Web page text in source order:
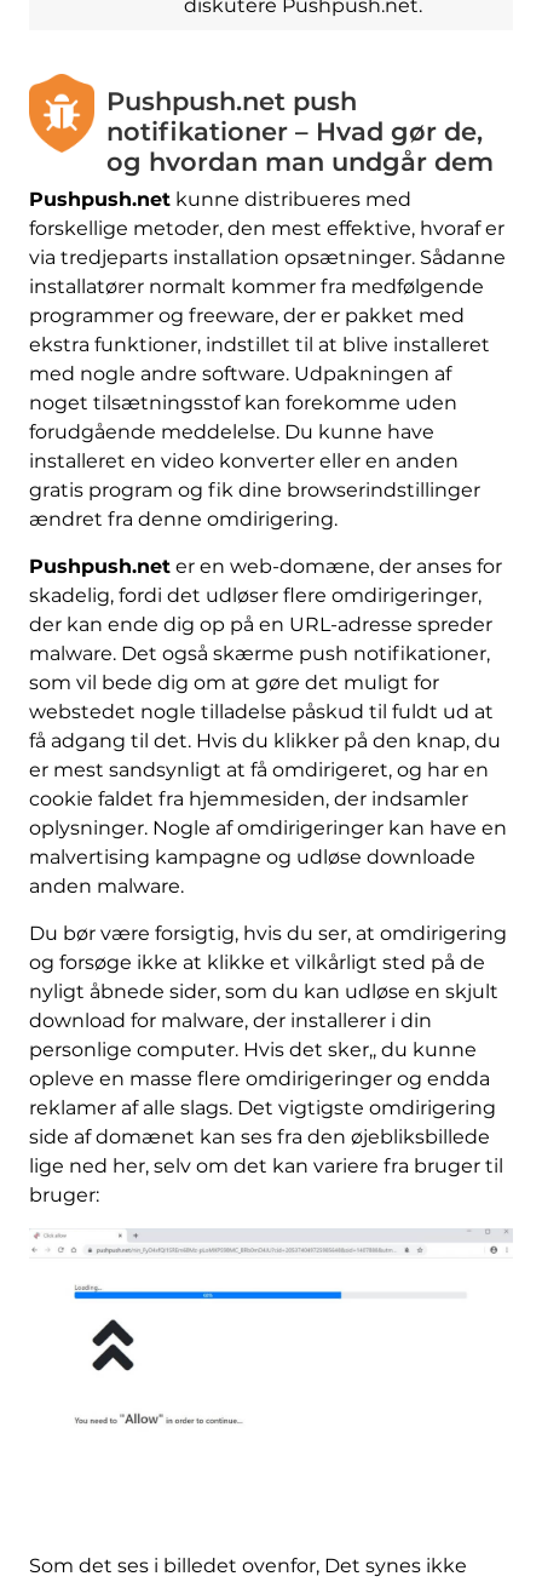
diskutere Pushpush.net.
Pushpush.net push
notifikationer – Hvad gør de,
og hvordan man undgår dem
Pushpush.netkunne distribueres med
forskellige metoder, den mest effektive, hvoraf er
via tredjeparts installation opsætninger. Sådanne
installatører normalt kommer fra medfølgende
programmer og freeware, der er pakket med
ekstra funktioner, indstillet til at blive installeret
med nogle andre software. Udpakningen af ​​
noget tilsætningsstof kan forekomme uden
forudgående meddelelse. Du kunne have
installeret en video konverter eller en anden
gratis program og fik dine browserindstillinger
ændret fra denne omdirigering.
Pushpush.neter en web-domæne, der anses for
skadelig, fordi det udløser flere omdirigeringer,
der kan ende dig op på en URL-adresse spreder
malware. Det også skærme push notifikationer,
som vil bede dig om at gøre det muligt for
webstedet nogle tilladelse påskud til fuldt ud at
få adgang til det. Hvis du klikker på den knap, du
er mest sandsynligt at få omdirigeret, og har en
cookie faldet fra hjemmesiden, der indsamler
oplysninger. Nogle af omdirigeringer kan have en
malvertising kampagne og udløse downloade
anden malware.
Du bør være forsigtig, hvis du ser, at omdirigering
og forsøge ikke at klikke et vilkårligt sted på de
nyligt åbnede sider, som du kan udløse en skjult
download for malware, der installerer i din
personlige computer. Hvis det sker,, du kunne
opleve en masse flere omdirigeringer og endda
reklamer af alle slags. Det vigtigste omdirigering
side af domænet kan ses fra den øjebliksbillede
lige ned her, selv om det kan variere fra bruger til
bruger:
Som det ses i billedet ovenfor, Det synes ikke